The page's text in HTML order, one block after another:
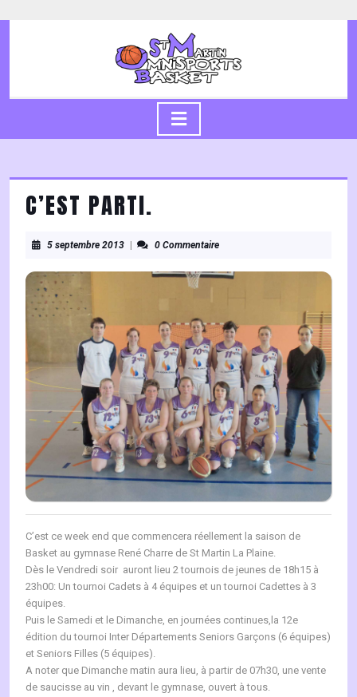
to
C’EST PARTI.
5 septembre 20135
2013
0 Commentaire
C’est ce week end que commencera réellement la saison de
Basket au gymnase René Charre de St Martin La Plaine.
Dès le Vendredi soir auront lieu 2 tournois de jeunes de 18h15 à
23h00: Un tournoi Cadets à 4 équipes et un tournoi Cadettes à 3
équipes.
Puis le Samedi et le Dimanche, en journées continues,la 12e
édition du tournoi Inter Départements Seniors Garçons (6 équipes)
et Seniors Filles (5 équipes).
A noter que Dimanche matin aura lieu, à partir de 07h30, une vente
de saucisse au vin , devant le gymnase, ouvert à tous.